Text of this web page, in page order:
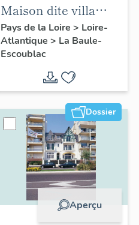
Maison dite villa
balnéaire Bejami
puis Abjamico, 1
avenue de Carnac
Pays de la Loire > Loire-
Atlantique > La Baule-
Escoublac
Dossier
Aperçu